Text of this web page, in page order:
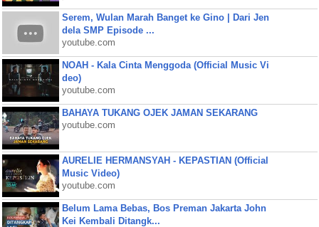
Serem, Wulan Marah Banget ke Gino | Dari Jen
dela SMP Episode ...
youtube.com
NOAH - Kala Cinta Menggoda (Official Music Vi
deo)
youtube.com
BAHAYA TUKANG OJEK JAMAN SEKARANG
youtube.com
AURELIE HERMANSYAH - KEPASTIAN (Official
Music Video)
youtube.com
Belum Lama Bebas, Bos Preman Jakarta John
Kei Kembali Ditangk...